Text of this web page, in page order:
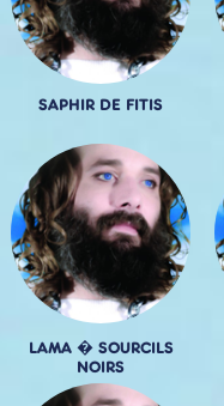
SAPHIR DE FITIS
LAMA � SOURCILS
NOIRS